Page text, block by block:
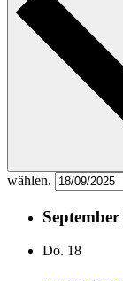
wählen.
Do. 18